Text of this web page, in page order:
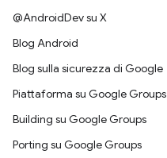
@AndroidDev su X
Blog Android
Blog sulla sicurezza di Google
Piattaforma su Google Groups
Building su Google Groups
Porting su Google Groups